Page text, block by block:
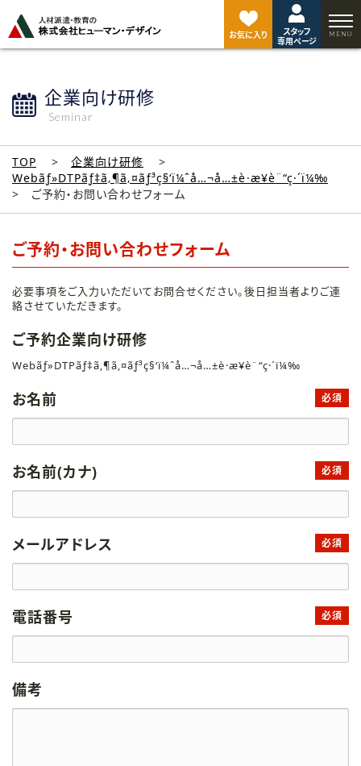
お気に入り
スタッフ
専用ページ
企業向け研修
Seminar
TOP
企業向け研修
Webãƒ»DTPãƒ‡ã‚¶ã‚¤ãƒ³ç§‘ï¼ˆå…¬å…±è·æ¥­è¨“ç·´ï¼‰
ご予約・お問い合わせフォーム
ご予約・お問い合わせフォーム
必要事項をご入力いただいてお問合せください。後日担当者よりご連
絡させていただきます。
ご予約企業向け研修
Webãƒ»DTPãƒ‡ã‚¶ã‚¤ãƒ³ç§‘ï¼ˆå…¬å…±è·æ¥­è¨“ç·´ï¼‰
お名前 必須
お名前(カナ) 必須
メールアドレス 必須
電話番号 必須
備考
ジ
ト